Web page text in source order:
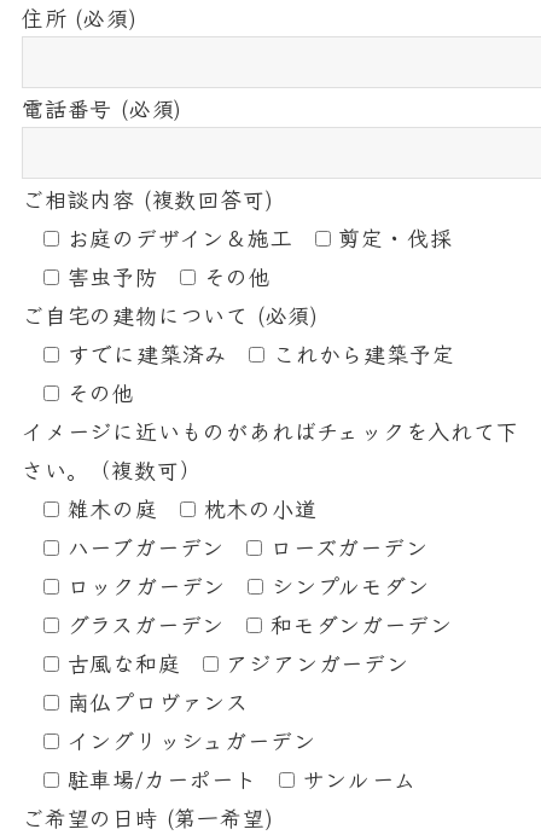
住所 (必須)
電話番号 (必須)
ご相談内容 (複数回答可)
お庭のデザイン＆施工
剪定・伐採
害虫予防
その他
ご自宅の建物について (必須)
すでに建築済み
これから建築予定
その他
イメージに近いものがあればチェックを入れて下
さい。（複数可）
雑木の庭
枕木の小道
ハーブガーデン
ローズガーデン
ロックガーデン
シンプルモダン
グラスガーデン
和モダンガーデン
古風な和庭
アジアンガーデン
南仏プロヴァンス
イングリッシュガーデン
駐車場/カーポート
サンルーム
ご希望の日時 (第一希望)